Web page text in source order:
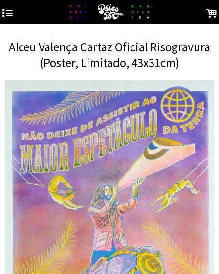
4 .
Alceu Valença Cartaz Oficial Risogravura
(Poster, Limitado, 43x31cm)